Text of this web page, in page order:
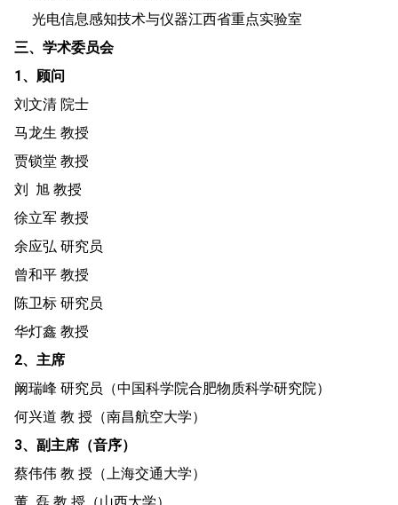
光电信息感知技术与仪器江西省重点实验室
三、学术委员会
1、顾问
刘文清 院士
马龙生 教授
贾锁堂 教授
刘 旭 教授
徐立军 教授
余应弘 研究员
曾和平 教授
陈卫标 研究员
华灯鑫 教授
2、主席
阚瑞峰 研究员（中国科学院合肥物质科学研究院）
何兴道 教 授（南昌航空大学）
3、副主席（音序）
蔡伟伟 教 授（上海交通大学）